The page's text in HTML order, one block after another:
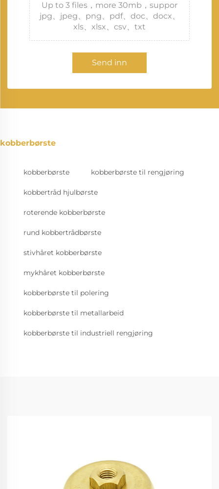
Up to 3 files，more 30mb，suppor
jpg、jpeg、png、pdf、doc、docx、
xls、xlsx、csv、txt
Send inn
kobberbørste
kobberbørste kobberbørste til rengjøring
kobbertråd hjulbørste
roterende kobberbørste
rund kobbertrådbørste
stivhåret kobberbørste
mykhåret kobberbørste
kobberbørste til polering
kobberbørste til metallarbeid
kobberbørste til industriell rengjøring